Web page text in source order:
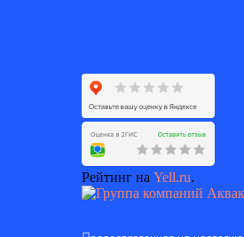
Рейтинг на Yell.ru.